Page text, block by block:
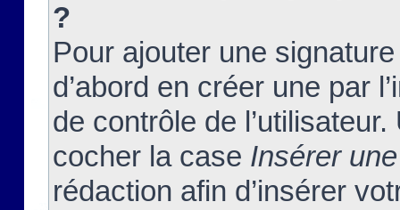
?
Pour ajouter une
d’abord en créer une par
de contrôle de
cocher la case Insérer
rédaction afin d’insérer